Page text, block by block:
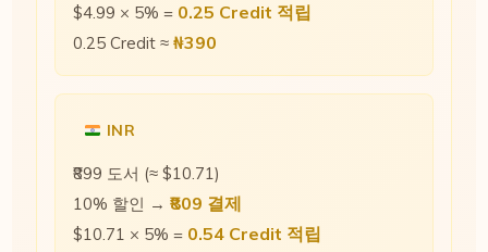
$4.99 × 5% = 0.25 Credit 적립
0.25 Credit ≈₦390
INR
₹899 도서 (≈ $10.71)
10% 할인 →₹809 결제
$10.71 × 5% = 0.54 Credit 적립